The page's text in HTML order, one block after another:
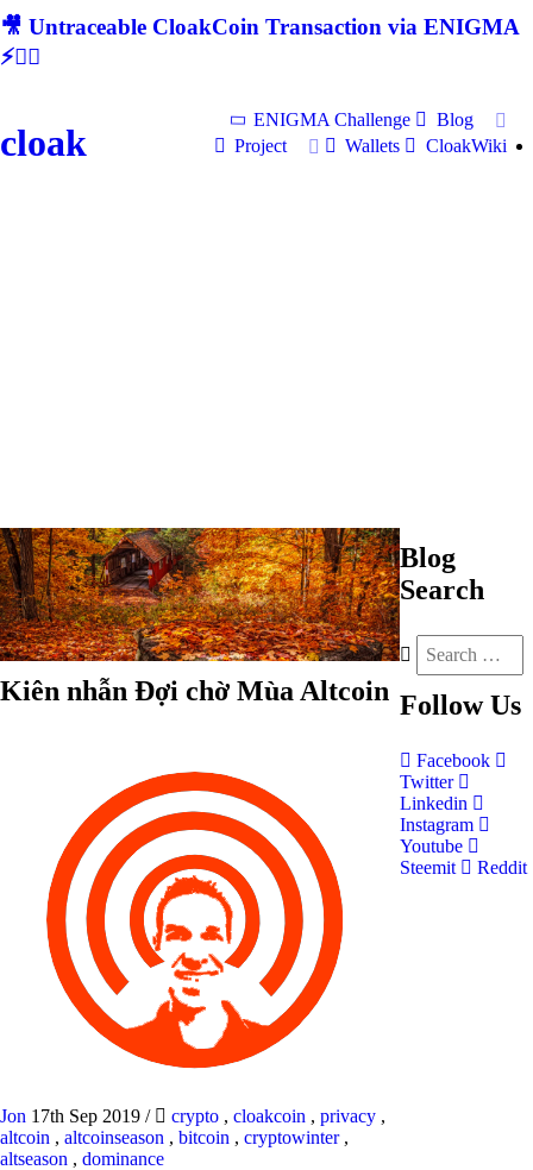
🎥 Untraceable CloakCoin Transaction via ENIGMA
⚡🕵‍♂
cloak
ENIGMA Challenge
Blog
Project
Wallets CloakWiki
Kiên nhẫn Đợi chờ Mùa Altcoin
Jon 17th Sep 2019 / crypto , cloakcoin , privacy ,
altcoin , altcoinseason , bitcoin , cryptowinter,
altseason , dominance
Blog
Search
Follow Us
Facebook
Twitter
Linkedin
Instagram
Youtube
Steemit
Reddit